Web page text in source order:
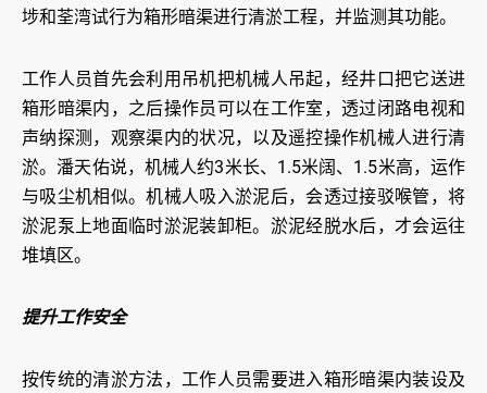
埗和荃湾试行为箱形暗渠进行清淤工程，并监测其功能。
工作人员首先会利用吊机把机械人吊起，经井口把它送进
箱形暗渠内，之后操作员可以在工作室，透过闭路电视和
声纳探测，观察渠内的状况，以及遥控操作机械人进行清
淤。潘天佑说，机械人约3米长、1.5米阔、1.5米高，运作
与吸尘机相似。机械人吸入淤泥后，会透过接驳喉管，将
淤泥泵上地面临时淤泥装卸柜。淤泥经脱水后，才会运往
堆填区。
提升工作安全
按传统的清淤方法，工作人员需要进入箱形暗渠内装设及